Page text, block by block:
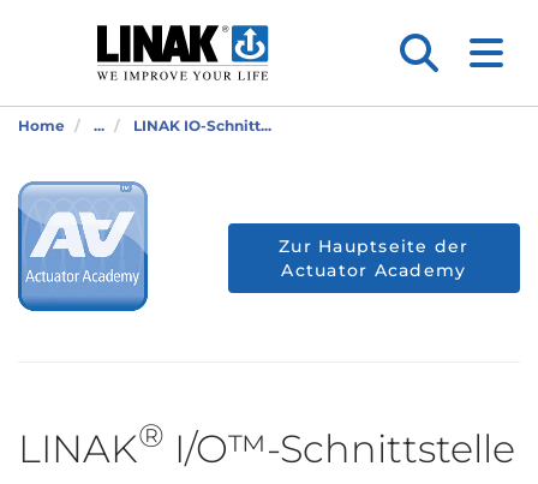
Home ... LINAK IO-Schnitt...
Zur Hauptseite der
Actuator Academy
LINAK® I/O™-Schnittstelle